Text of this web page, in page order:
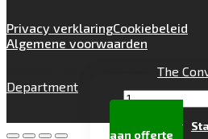
Tramontane
aantal
aan offerte
Privacy verklaringCookiebeleid
Algemene voorwaarden
The
Department